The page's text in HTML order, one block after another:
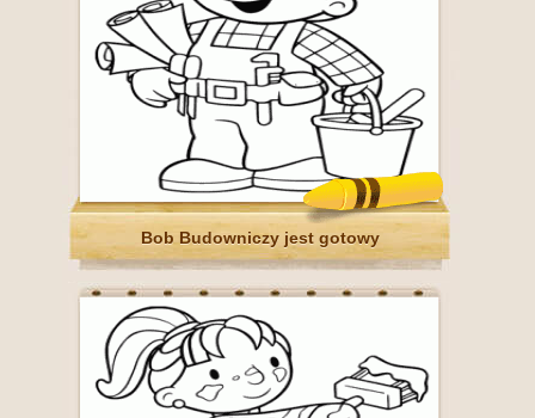
Bob Budowniczy jest gotowy